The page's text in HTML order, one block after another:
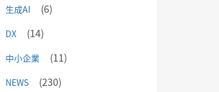
生成AI (6)
DX (14)
中小企業 (11)
NEWS (230)